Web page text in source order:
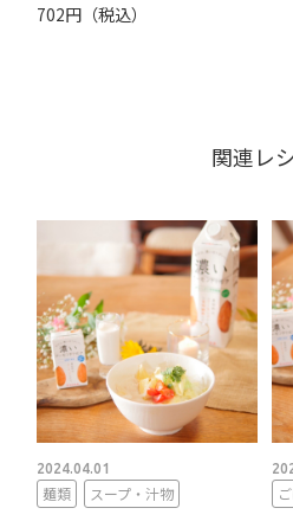
702円（税込）
関連レ
2024.04.01
麺類 スープ・汁物